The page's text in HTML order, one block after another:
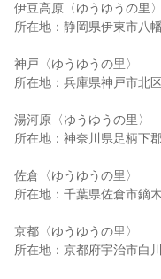
伊豆高原〈ゆうゆうの里〉
所在地：静岡県伊東市八
神戸〈ゆうゆうの里〉
所在地：兵庫県神戸市北
湯河原〈ゆうゆうの里〉
所在地：神奈川県足柄下
佐倉〈ゆうゆうの里〉
所在地：千葉県佐倉市鏑
京都〈ゆうゆうの里〉
所在地：京都府宇治市白